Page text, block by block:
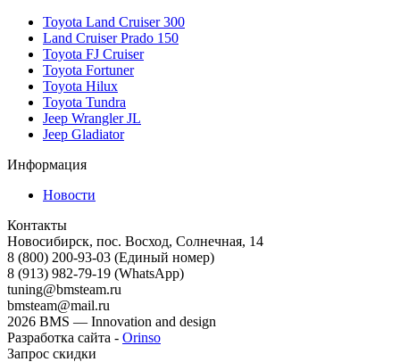
Toyota Land Cruiser 300
Land Cruiser Prado 150
Toyota FJ Cruiser
Toyota Fortuner
Toyota Hilux
Toyota Tundra
Jeep Wrangler JL
Jeep Gladiator
Информация
Новости
Контакты
Новосибирск, пос. Восход, Солнечная, 14
8 (800) 200-93-03 (Единый номер)
8 (913) 982-79-19 (WhatsApp)
tuning@bmsteam.ru
bmsteam@mail.ru
2026 BMS — Innovation and design
Разработка сайта - Orinso
Запрос скидки